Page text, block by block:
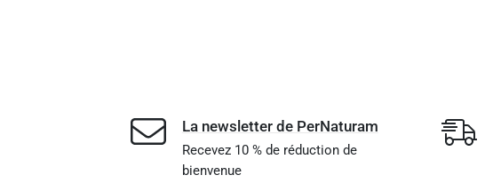
La newsletter de PerNaturam
Recevez 10 % de réduction de
bienvenue